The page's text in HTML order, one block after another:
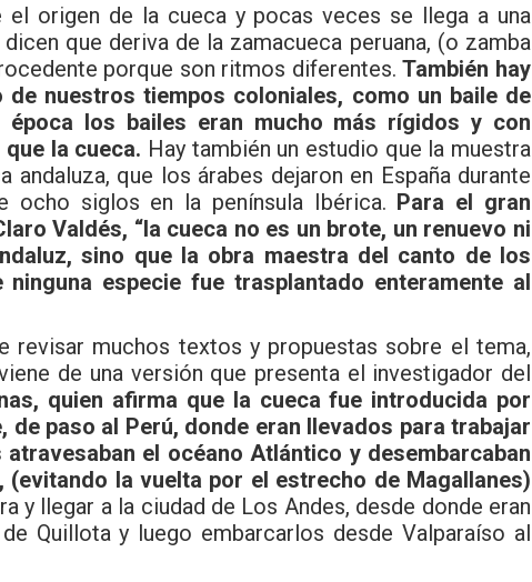
origen de la cueca y pocas veces se llega a una
que deriva de la zamacueca peruana, (o zamba
porque son ritmos diferentes.También hay
nuestros tiempos coloniales, como un baile de
época los bailes eran mucho más rígidos y con
la cueca. Hay también un estudio que la muestra
que los árabes dejaron en España durante
ocho siglos en la península Ibérica. Para el gran
Valdés, “la cueca no es un brote, un renuevo ni
sino que la obra maestra del canto de los
especie fue trasplantado enteramente al
muchos textos y propuestas sobre el tema,
de una versión que presenta el investigador del
quien afirma que la cueca fue introducida por
de paso al Perú, donde eran llevados para trabajar
el océano Atlántico y desembarcaban
(evitando la vuelta por el estrecho de Magallanes)
y llegar a la ciudad de Los Andes, desde donde eran
Quillota y luego embarcarlos desde Valparaíso al